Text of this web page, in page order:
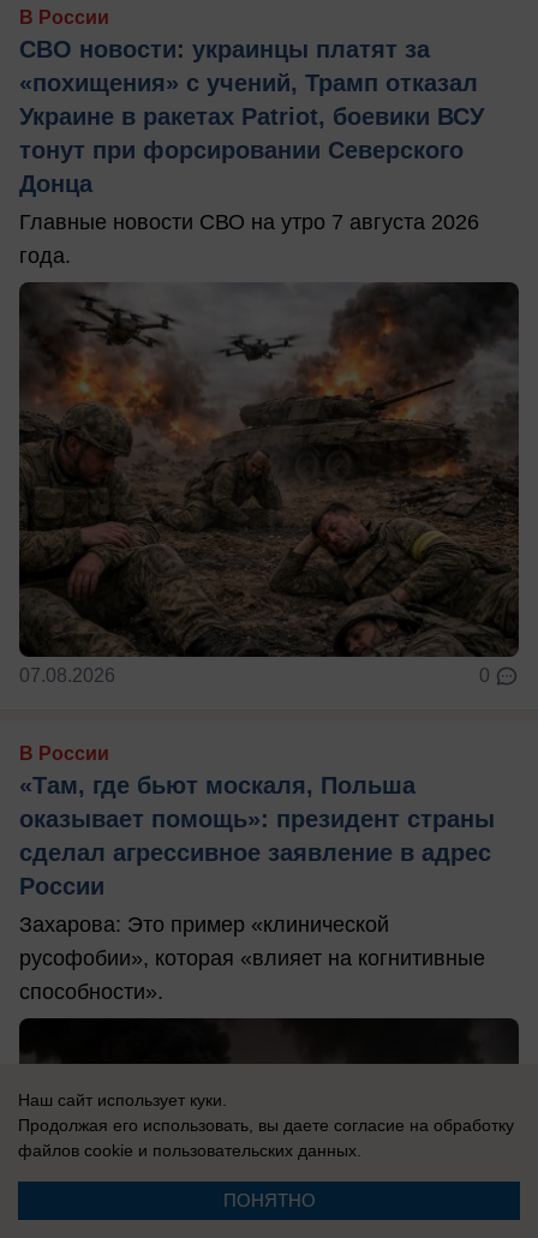
В России
СВО новости: украинцы платят за
«похищения» с учений, Трамп отказал
Украине в ракетах Patriot, боевики ВСУ
тонут при форсировании Северского
Донца
Главные новости СВО на утро 7 августа 2026
года.
07.08.2026 0
В России
«Там, где бьют москаля, Польша
оказывает помощь»: президент страны
сделал агрессивное заявление в адрес
России
Захарова: Это пример «клинической
русофобии», которая «влияет на когнитивные
способности».
Наш сайт использует куки.
Продолжая его использовать, вы даете согласие на обработку
файлов cookie и пользовательских данных.
ПОНЯТНО